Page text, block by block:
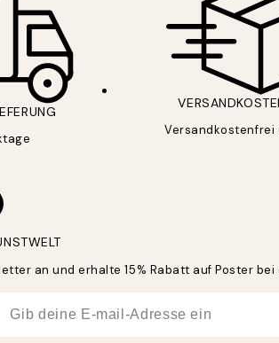
Versandkostenfrei
an und erhalte 15% Rabatt auf Poster